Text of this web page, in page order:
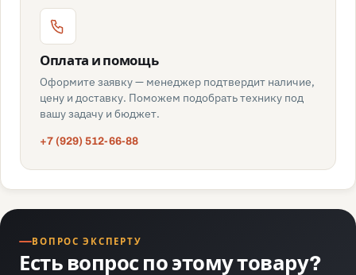
Оплата и помощь
Оформите заявку — менеджер подтвердит наличие,
цену и доставку. Поможем подобрать технику под
вашу задачу и бюджет.
+7 (929) 512-66-88
ВОПРОС ЭКСПЕРТУ
Есть вопрос по этому товару?